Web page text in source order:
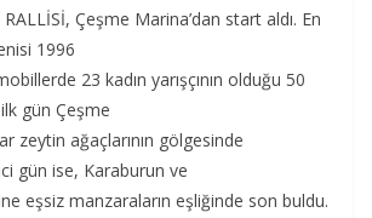
Çeşme Marina’dan start aldı. En
1996
23 kadın yarışçının olduğu 50
gün Çeşme
zeytin ağaçlarının gölgesinde
gün ise, Karaburun ve
eşsiz manzaraların eşliğinde son buldu.